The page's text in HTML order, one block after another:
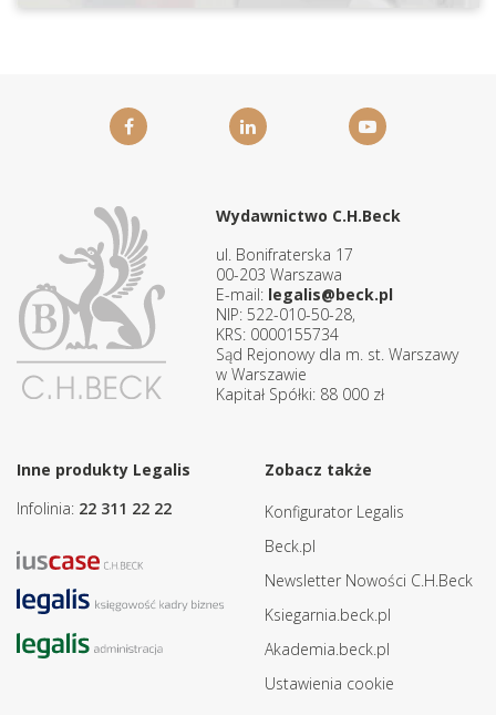
Wydawnictwo C.H.Beck
ul. Bonifraterska 17
00-203 Warszawa
E-mail: legalis@beck.pl
NIP: 522-010-50-28,
KRS: 0000155734
Sąd Rejonowy dla m. st. Warszawy
w Warszawie
Kapitał Spółki: 88 000 zł
Inne produkty Legalis
Infolinia: 22 311 22 22
Zobacz także
Konfigurator Legalis
Beck.pl
Newsletter Nowości C.H.Beck
Ksiegarnia.beck.pl
Akademia.beck.pl
Ustawienia cookie